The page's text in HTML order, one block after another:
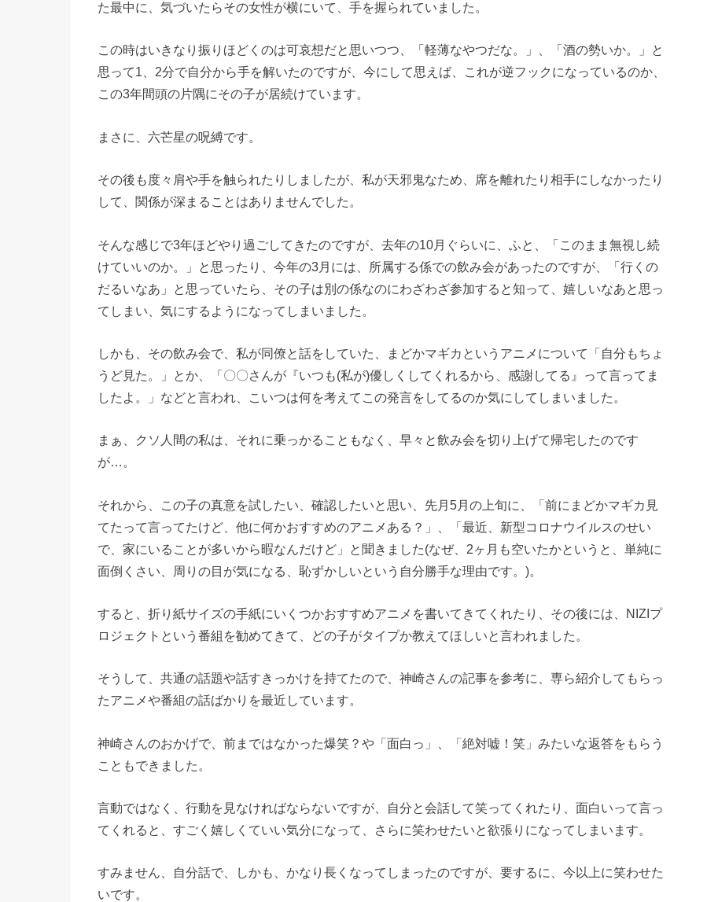
た最中に、気づいたらその女性が横にいて、手を握られていました。
この時はいきなり振りほどくのは可哀想だと思いつつ、「軽薄なやつだな。」、「酒の勢いか。」と
思って1、2分で自分から手を解いたのですが、今にして思えば、これが逆フックになっているのか、
この3年間頭の片隅にその子が居続けています。
まさに、六芒星の呪縛です。
その後も度々肩や手を触られたりしましたが、私が天邪鬼なため、席を離れたり相手にしなかったり
して、関係が深まることはありませんでした。
そんな感じで3年ほどやり過ごしてきたのですが、去年の10月ぐらいに、ふと、「このまま無視し続
けていいのか。」と思ったり、今年の3月には、所属する係での飲み会があったのですが、「行くの
だるいなあ」と思っていたら、その子は別の係なのにわざわざ参加すると知って、嬉しいなあと思っ
てしまい、気にするようになってしまいました。
しかも、その飲み会で、私が同僚と話をしていた、まどかマギカというアニメについて「自分もちょ
うど見た。」とか、「〇〇さんが『いつも(私が)優しくしてくれるから、感謝してる』って言ってま
したよ。」などと言われ、こいつは何を考えてこの発言をしてるのか気にしてしまいました。
まぁ、クソ人間の私は、それに乗っかることもなく、早々と飲み会を切り上げて帰宅したのです
が…。
それから、この子の真意を試したい、確認したいと思い、先月5月の上旬に、「前にまどかマギカ見
てたって言ってたけど、他に何かおすすめのアニメある？」、「最近、新型コロナウイルスのせい
で、家にいることが多いから暇なんだけど」と聞きました(なぜ、2ヶ月も空いたかというと、単純に
面倒くさい、周りの目が気になる、恥ずかしいという自分勝手な理由です。)。
すると、折り紙サイズの手紙にいくつかおすすめアニメを書いてきてくれたり、その後には、NIZIプ
ロジェクトという番組を勧めてきて、どの子がタイプか教えてほしいと言われました。
そうして、共通の話題や話すきっかけを持てたので、神崎さんの記事を参考に、専ら紹介してもらっ
たアニメや番組の話ばかりを最近しています。
神崎さんのおかげで、前まではなかった爆笑？や「面白っ」、「絶対嘘！笑」みたいな返答をもらう
こともできました。
言動ではなく、行動を見なければならないですが、自分と会話して笑ってくれたり、面白いって言っ
てくれると、すごく嬉しくていい気分になって、さらに笑わせたいと欲張りになってしまいます。
すみません、自分話で、しかも、かなり長くなってしまったのですが、要するに、今以上に笑わせた
いです。